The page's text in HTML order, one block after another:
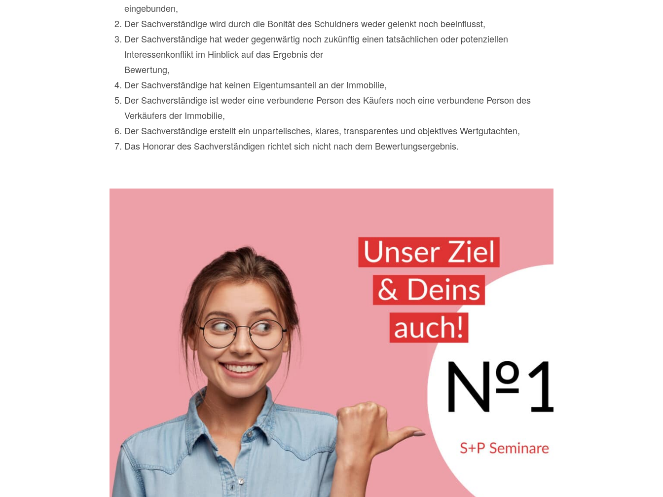
eingebunden,
Der Sachverständige wird durch die Bonität des Schuldners weder gelenkt noch beeinflusst,
Der Sachverständige hat weder gegenwärtig noch zukünftig einen tatsächlichen oder potenziellen
Interessenkonflikt im Hinblick auf das Ergebnis der
Bewertung,
Der Sachverständige hat keinen Eigentumsanteil an der Immobilie,
Der Sachverständige ist weder eine verbundene Person des Käufers noch eine verbundene Person des
Verkäufers der Immobilie,
Der Sachverständige erstellt ein unparteiisches, klares, transparentes und objektives Wertgutachten,
Das Honorar des Sachverständigen richtet sich nicht nach dem Bewertungsergebnis.